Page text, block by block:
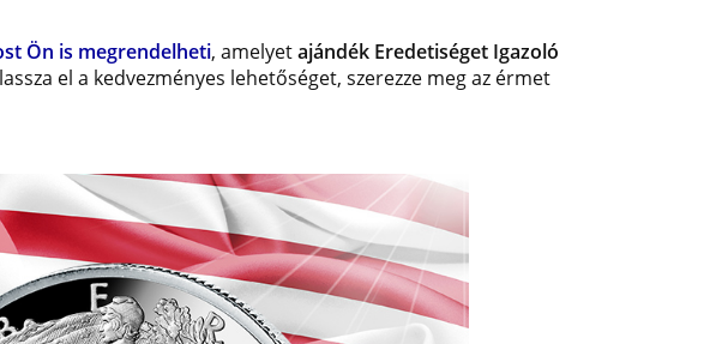
Ön is megrendelheti, amelyetajándék Eredetiséget Igazoló
el a kedvezményes lehetőséget, szerezze meg az érmet